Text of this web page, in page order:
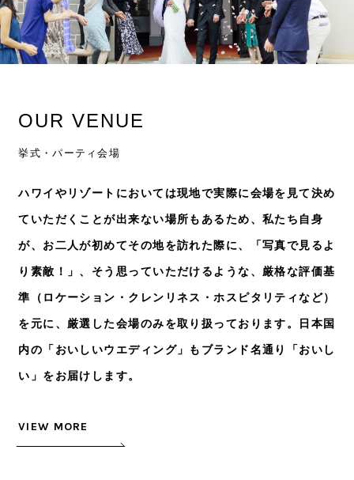
OUR VENUE
挙式・パーティ会場
ハワイやリゾートにおいては現地で実際に会場を見て決め
ていただくことが出来ない場所もあるため、私たち自身
が、お二人が初めてその地を訪れた際に、「写真で見るよ
り素敵！」、そう思っていただけるような、厳格な評価基
準（ロケーション・クレンリネス・ホスピタリティなど）
を元に、厳選した会場のみを取り扱っております。日本国
内の「おいしいウエディング」もブランド名通り「おいし
い」をお届けします。
VIEW MORE